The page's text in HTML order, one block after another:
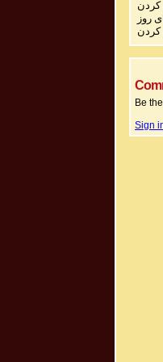
کردن
روز
کردن
Be
Sign